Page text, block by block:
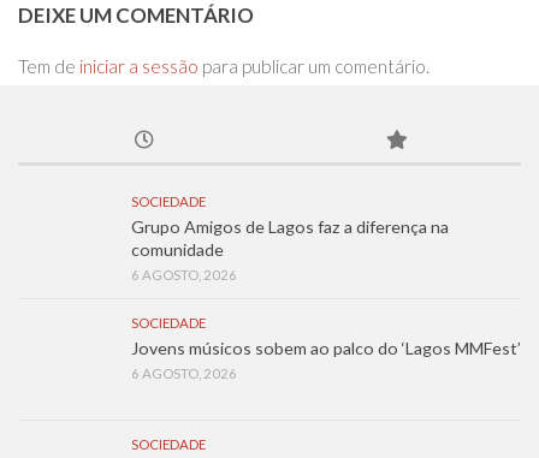
DEIXE UM COMENTÁRIO
Tem de iniciar a sessão para publicar um comentário.
SOCIEDADE
Grupo Amigos de Lagos faz a diferença na
comunidade
6 AGOSTO, 2026
SOCIEDADE
Jovens músicos sobem ao palco do ‘Lagos MMFest’
6 AGOSTO, 2026
SOCIEDADE